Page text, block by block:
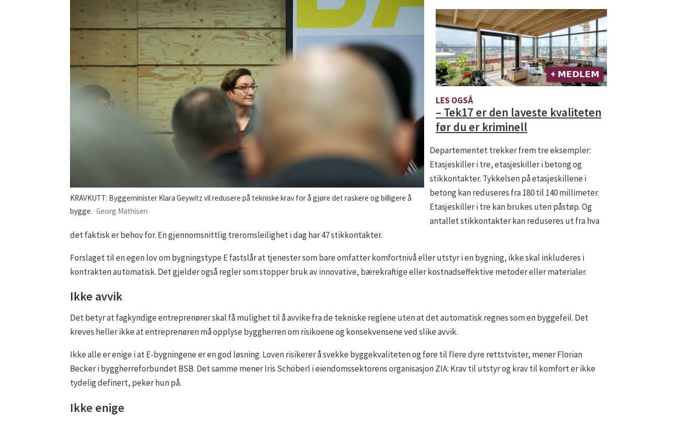
KRAVKUTT: Byggeminister Klara Geywitz vil redusere på tekniske krav for å gjøre det raskere og billigere å
bygge. Georg Mathisen
+ 𝗠𝗘𝗗𝗟𝗘𝗠
LES OGSÅ
– Tek17 er den laveste kvaliteten
før du er kriminell
Departementet trekker frem tre eksempler:
Etasjeskiller i tre, etasjeskiller i betong og
stikkontakter. Tykkelsen på etasjeskillene i
betong kan reduseres fra 180 til 140 millimeter.
Etasjeskiller i tre kan brukes uten påstøp. Og
antallet stikkontakter kan reduseres ut fra hva
det faktisk er behov for. En gjennomsnittlig treromsleilighet i dag har 47 stikkontakter.
Forslaget til en egen lov om bygningstype E fastslår at tjenester som bare omfatter komfortnivå eller utstyr i en bygning, ikke skal inkluderes i
kontrakten automatisk. Det gjelder også regler som stopper bruk av innovative, bærekraftige eller kostnadseffektive metoder eller materialer.
Ikke avvik
Det betyr at fagkyndige entreprenører skal få mulighet til å avvike fra de tekniske reglene uten at det automatisk regnes som en byggefeil. Det
kreves heller ikke at entreprenøren må opplyse byggherren om risikoene og konsekvensene ved slike avvik.
Ikke alle er enige i at E-bygningene er en god løsning. Loven risikerer å svekke byggekvaliteten og føre til flere dyre rettstvister, mener Florian
Becker i byggherreforbundet BSB. Det samme mener Iris Schöberl i eiendomssektorens organisasjon ZIA: Krav til utstyr og krav til komfort er ikke
tydelig definert, peker hun på.
Ikke enige